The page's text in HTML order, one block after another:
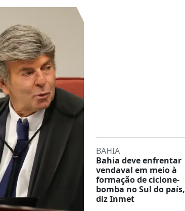
BAHIA
Bahia deve enfrentar
vendaval em meio à
formação de ciclone-
bomba no Sul do país,
diz Inmet